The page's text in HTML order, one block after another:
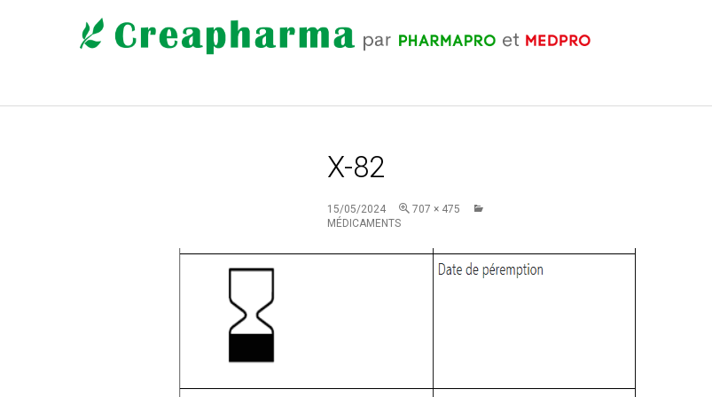
X-82
15/05/2024
707 × 475
MÉDICAMENTS